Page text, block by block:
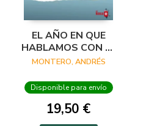
EL AÑO EN QUE
HABLAMOS CON EL
MAR
MONTERO, ANDRÉS
Disponible para envío
19,50 €